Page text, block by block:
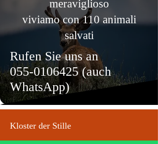
meraviglioso
viviamo con 110 animali
salvati
Rufen Sie uns an
055-0106425(auch
WhatsApp)
Kloster der Stille